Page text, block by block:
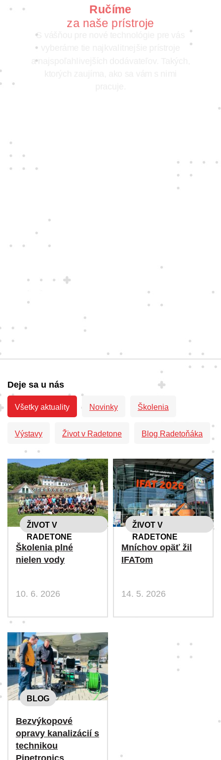
Ručíme
za naše prístroje
Správame sa tak k zákazníkom i sebe
Deje sa u nás
Všetky aktuality Novinky Školenia
Výstavy Život v Radetone Blog Radetoňáka
ŽIVOT V
RADETONE
Školenia plné
nielen vody
10. 6. 2026
ŽIVOT V
RADETONE
Mníchov opäť žil
IFATom
14. 5. 2026
BLOG
Bezvýkopové
opravy kanalizácií s
technikou
Pipetronics